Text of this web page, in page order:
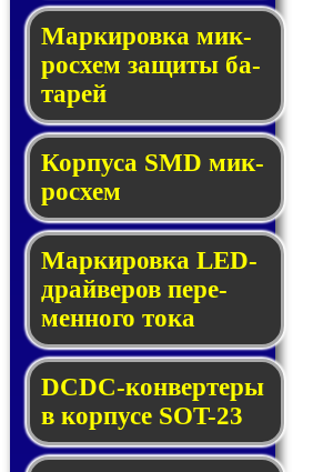
Мар­ки­ров­ка мик­
ро­схем за­щи­ты ба­
та­рей
Корпуса SMD мик­
ро­схем
Маркировка LED-
драй­ве­ров пе­ре­
мен­но­го то­ка
DCDC-кон­вер­те­ры
в кор­пу­се SOT-23